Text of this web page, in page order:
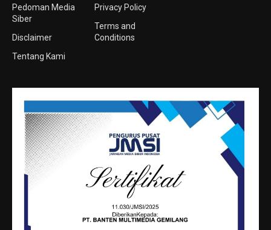
Pedoman Media
Siber
Disclaimer
Tentang Kami
Privacy Policy
Terms and
Conditions